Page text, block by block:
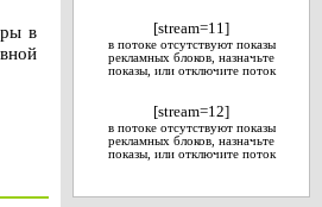
в
[stream=11]
в потоке отсутствуют показы
рекламных блоков, назначьте
показы, или отключите поток
[stream=12]
в потоке отсутствуют показы
рекламных блоков, назначьте
показы, или отключите поток